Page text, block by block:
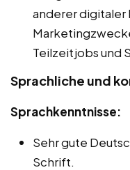
anderer
Teilzeitjobs und
Sprachliche und
Sprachkenntnisse:
Sehr gute
Schrift.